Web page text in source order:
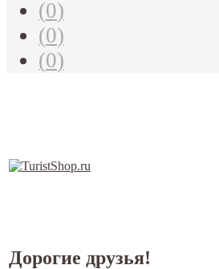
(0)
(0)
(0)
Дорогие друзья!